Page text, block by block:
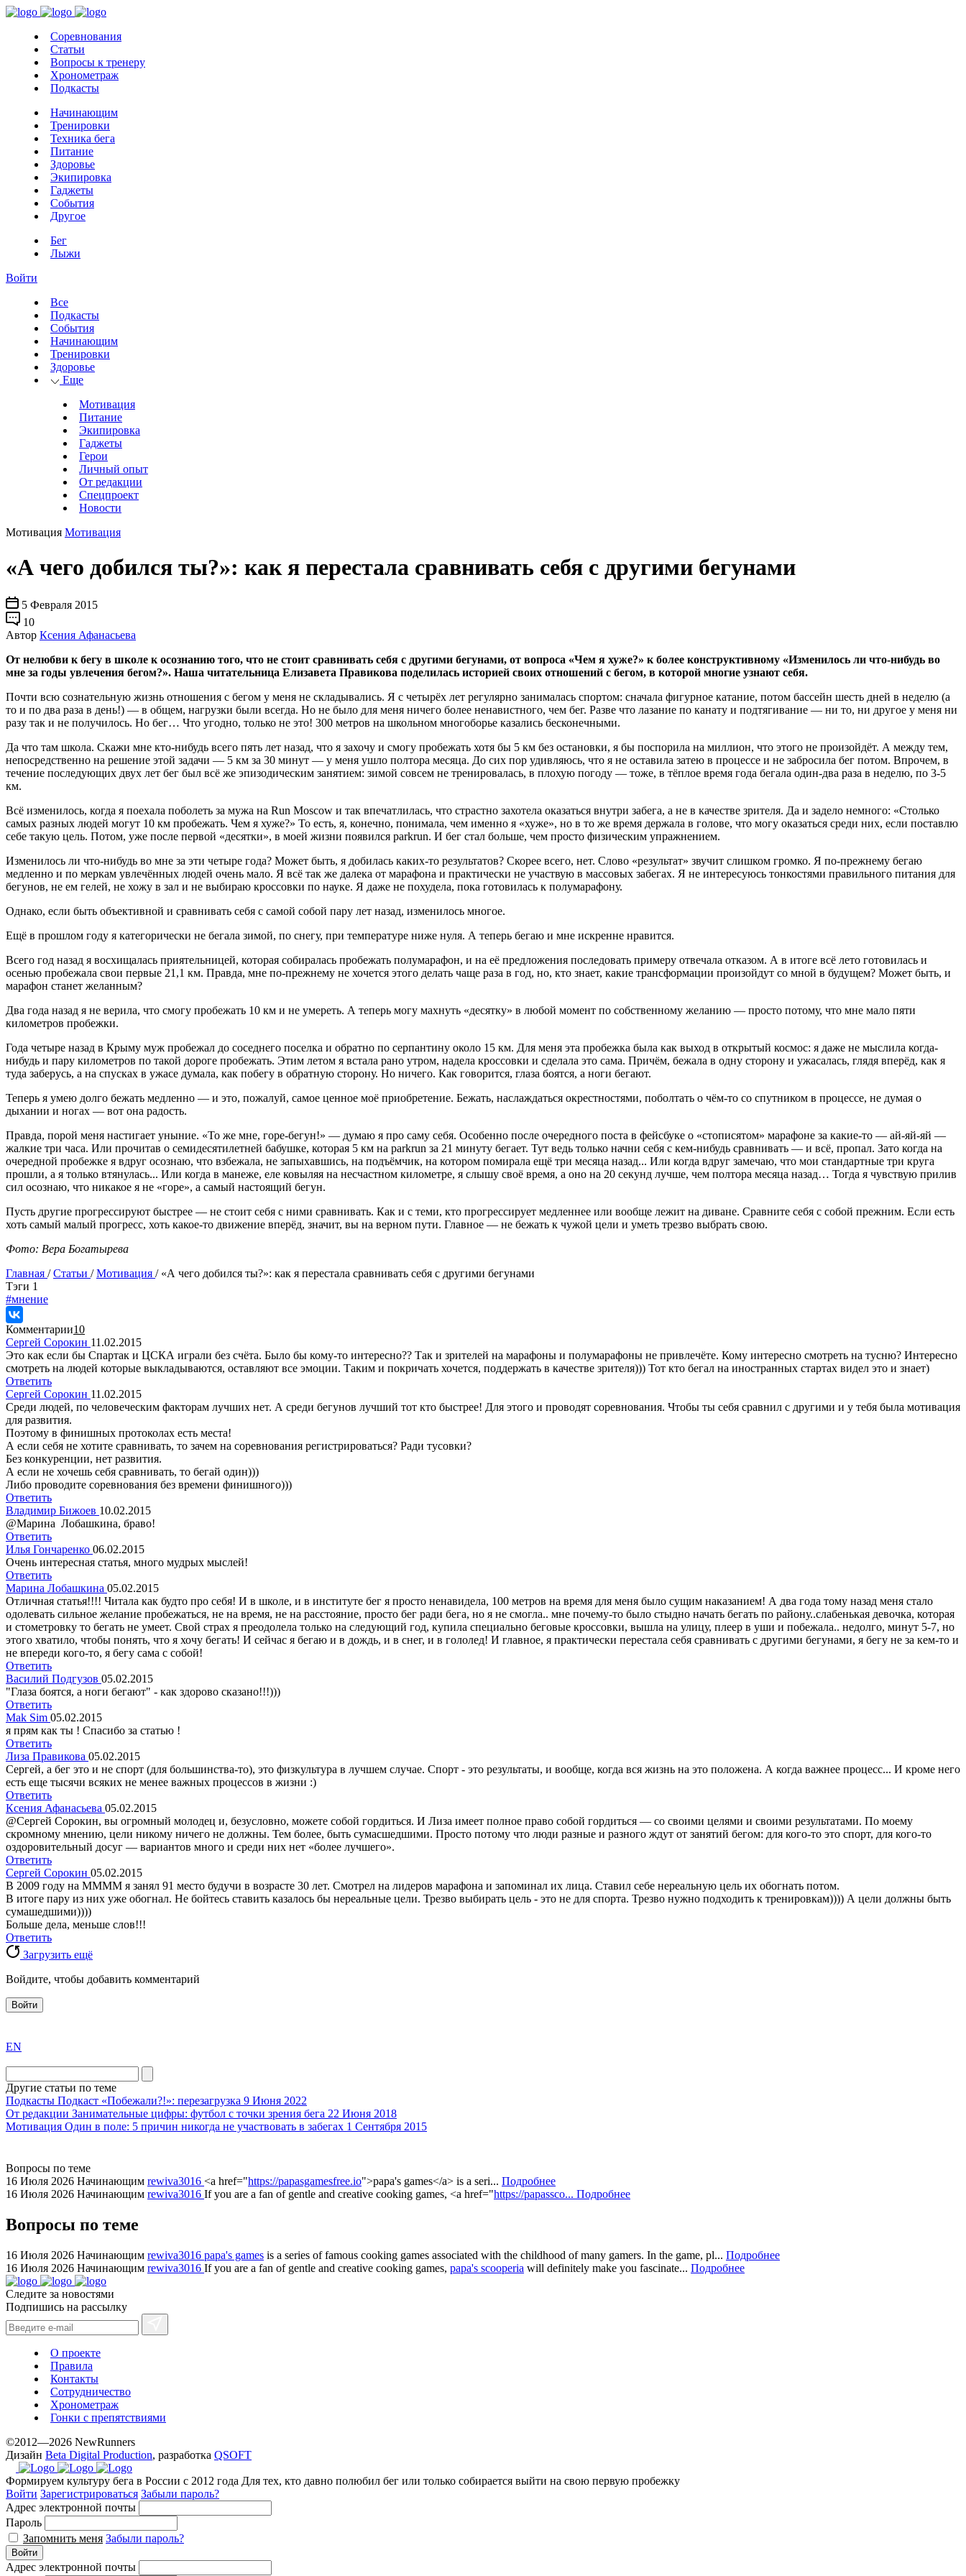
Соревнования
Статьи
Вопросы к тренеру
Хронометраж
Подкасты
Начинающим
Тренировки
Техника бега
Питание
Здоровье
Экипировка
Гаджеты
События
Другое
Бег
Лыжи
Войти
Все
Подкасты
События
Начинающим
Тренировки
Здоровье
Еще
Мотивация
Питание
Экипировка
Гаджеты
Герои
Личный опыт
От редакции
Спецпроект
Новости
Мотивация Мотивация
«А чего добился ты?»: как я перестала сравнивать себя с другими бегунами
5 Февраля 2015
10
Автор Ксения Афанасьева
От нелюбви к бегу в школе к осознанию того, что не стоит сравнивать себя с другими бегунами, от вопроса «Чем я хуже?» к более конструктивному «Изменилось ли что-нибудь во
мне за годы увлечения бегом?». Наша читательница Елизавета Правикова поделилась историей своих отношений с бегом, в которой многие узнают себя.
Почти всю сознательную жизнь отношения с бегом у меня не складывались. Я с четырёх лет регулярно занималась спортом: сначала фигурное катание, потом бассейн шесть дней в неделю (а
то и по два раза в день!) — в общем, нагрузки были всегда. Но не было для меня ничего более ненавистного, чем бег. Разве что лазание по канату и подтягивание — ни то, ни другое у меня ни
разу так и не получилось. Но бег… Что угодно, только не это! 300 метров на школьном многоборье казались бесконечными.
Да что там школа. Скажи мне кто-нибудь всего пять лет назад, что я захочу и смогу пробежать хотя бы 5 км без остановки, я бы поспорила на миллион, что этого не произойдёт. А между тем,
непосредственно на решение этой задачи — 5 км за 30 минут — у меня ушло полтора месяца. До сих пор удивляюсь, что я не оставила затею в процессе и не забросила бег потом. Впрочем, в
течение последующих двух лет бег был всё же эпизодическим занятием: зимой совсем не тренировалась, в плохую погоду — тоже, в тёплое время года бегала один-два раза в неделю, по 3-5
км.
Всё изменилось, когда я поехала поболеть за мужа на Run Moscow и так впечатлилась, что страстно захотела оказаться внутри забега, а не в качестве зрителя. Да и задело немного: «Столько
самых разных людей могут 10 км пробежать. Чем я хуже?» То есть, я, конечно, понимала, чем именно я «хуже», но в то же время держала в голове, что могу оказаться среди них, если поставлю
себе такую цель. Потом, уже после первой «десятки», в моей жизни появился parkrun. И бег стал больше, чем просто физическим упражнением.
Изменилось ли что-нибудь во мне за эти четыре года? Может быть, я добилась каких-то результатов? Скорее всего, нет. Слово «результат» звучит слишком громко. Я по-прежнему бегаю
медленно и по меркам увлечённых людей очень мало. Я всё так же далека от марафона и практически не участвую в массовых забегах. Я не интересуюсь тонкостями правильного питания для
бегунов, не ем гелей, не хожу в зал и не выбираю кроссовки по науке. Я даже не похудела, пока готовилась к полумарафону.
Однако, если быть объективной и сравнивать себя с самой собой пару лет назад, изменилось многое.
Ещё в прошлом году я категорически не бегала зимой, по снегу, при температуре ниже нуля. А теперь бегаю и мне искренне нравится.
Всего год назад я восхищалась приятельницей, которая собиралась пробежать полумарафон, и на её предложения последовать примеру отвечала отказом. А в итоге всё лето готовилась и
осенью пробежала свои первые 21,1 км. Правда, мне по-прежнему не хочется этого делать чаще раза в год, но, кто знает, какие трансформации произойдут со мной в будущем? Может быть, и
марафон станет желанным?
Два года назад я не верила, что смогу пробежать 10 км и не умереть. А теперь могу махнуть «десятку» в любой момент по собственному желанию — просто потому, что мне мало пяти
километров пробежки.
Года четыре назад в Крыму муж пробежал до соседнего поселка и обратно по серпантину около 15 км. Для меня эта пробежка была как выход в открытый космос: я даже не мыслила когда-
нибудь и пару километров по такой дороге пробежать. Этим летом я встала рано утром, надела кроссовки и сделала это сама. Причём, бежала в одну сторону и ужасалась, глядя вперёд, как я
туда заберусь, а на спусках в ужасе думала, как побегу в обратную сторону. Но ничего. Как говорится, глаза боятся, а ноги бегают.
Теперь я умею долго бежать медленно — и это, пожалуй, самое ценное моё приобретение. Бежать, наслаждаться окрестностями, поболтать о чём-то со спутником в процессе, не думая о
дыхании и ногах — вот она радость.
Правда, порой меня настигает уныние. «То же мне, горе-бегун!» — думаю я про саму себя. Особенно после очередного поста в фейсбуке о «стописятом» марафоне за какие-то — ай-яй-яй —
жалкие три часа. Или прочитав о семидесятилетней бабушке, которая 5 км на parkrun за 21 минуту бегает. Тут ведь только начни себя с кем-нибудь сравнивать — и всё, пропал. Зато когда на
очередной пробежке я вдруг осознаю, что взбежала, не запыхавшись, на подъёмчик, на котором помирала ещё три месяца назад... Или когда вдруг замечаю, что мои стандартные три круга
прошли, а я только втянулась... Или когда в манеже, еле ковыляя на несчастном километре, я слышу своё время, а оно на 20 секунд лучше, чем полтора месяца назад… Тогда я чувствую прилив
сил осознаю, что никакое я не «горе», а самый настоящий бегун.
Пусть другие прогрессируют быстрее — не стоит себя с ними сравнивать. Как и с теми, кто прогрессирует медленнее или вообще лежит на диване. Сравните себя с собой прежним. Если есть
хоть самый малый прогресс, хоть какое-то движение вперёд, значит, вы на верном пути. Главное — не бежать к чужой цели и уметь трезво выбрать свою.
Фото: Вера Богатырева
Главная /Статьи /Мотивация / «А чего добился ты?»: как я перестала сравнивать себя с другими бегунами
Tэги 1
#мнение
Комментарии10
Сергей Сорокин 11.02.2015
Это как если бы Спартак и ЦСКА играли без счёта. Было бы кому-то интересно?? Так и зрителей на марафоны и полумарафоны не привлечёте. Кому интересно смотреть на тусню? Интересно
смотреть на людей которые выкладываются, оставляют все эмоции. Таким и покричать хочется, поддержать в качестве зрителя))) Тот кто бегал на иностранных стартах видел это и знает)
Ответить
Сергей Сорокин 11.02.2015
Среди людей, по человеческим факторам лучших нет. А среди бегунов лучший тот кто быстрее! Для этого и проводят соревнования. Чтобы ты себя сравнил с другими и у тебя была мотивация
для развития.
Поэтому в финишных протоколах есть места!
А если себя не хотите сравнивать, то зачем на соревнования регистрироваться? Ради тусовки?
Без конкуренции, нет развития.
А если не хочешь себя сравнивать, то бегай один)))
Либо проводите соревнования без времени финишного)))
Ответить
Владимир Бижоев 10.02.2015
@Марина Лобашкина, браво!
Ответить
Илья Гончаренко 06.02.2015
Очень интересная статья, много мудрых мыслей!
Ответить
Марина Лобашкина 05.02.2015
Отличная статья!!!! Читала как будто про себя! И в школе, и в институте бег я просто ненавидела, 100 метров на время для меня было сущим наказанием! А два года тому назад меня стало
одолевать сильное желание пробежаться, не на время, не на расстояние, просто бег ради бега, но я не смогла.. мне почему-то было стыдно начать бегать по району..слабенькая девочка, которая
и стометровку то бегать не умеет. Свой страх я преодолела только на следующий год, купила специально беговые кроссовки, вышла на улицу, плеер в уши и побежала.. недолго, минут 5-7, но
этого хватило, чтобы понять, что я хочу бегать! И сейчас я бегаю и в дождь, и в снег, и в гололед! И главное, я практически перестала себя сравнивать с другими бегунами, я бегу не за кем-то и
не впереди кого-то, я бегу сама с собой!
Ответить
Василий Подгузов 05.02.2015
"Глаза боятся, а ноги бегают" - как здорово сказано!!!)))
Ответить
Mak Sim 05.02.2015
я прям как ты ! Спасибо за статью !
Ответить
Лиза Правикова 05.02.2015
Сергей, а бег это и не спорт (для большинства-то), это физкультура в лучшем случае. Спорт - это результаты, и вообще, когда вся жизнь на это положена. А когда важнее процесс... И кроме него
есть еще тысячи всяких не менее важных процессов в жизни :)
Ответить
Ксения Афанасьева 05.02.2015
@Сергей Сорокин, вы огромный молодец и, безусловно, можете собой гордиться. И Лиза имеет полное право собой гордиться — со своими целями и своими результатами. По моему
скромному мнению, цели никому ничего не должны. Тем более, быть сумасшедшими. Просто потому что люди разные и разного ждут от занятий бегом: для кого-то это спорт, для кого-то
оздоровительный досуг — вариантов много и среди них нет «более лучшего».
Ответить
Сергей Сорокин 05.02.2015
В 2009 году на ММММ я занял 91 место будучи в возрасте 30 лет. Смотрел на лидеров марафона и запоминал их лица. Ставил себе нереальную цель их обогнать потом.
В итоге пару из них уже обогнал. Не бойтесь ставить казалось бы нереальные цели. Трезво выбирать цель - это не для спорта. Трезво нужно подходить к тренировкам)))) А цели должны быть
сумашедшими))))
Больше дела, меньше слов!!!
Ответить
Загрузить ещё
Войдите, чтобы добавить комментарий
Войти
the
division
agent
watch
replica
showcases
swiss
replica
watches
+maserati
online
for
cheap
sale.
https://ylfactoryrolex.com/
hilarity
exceptional
method.
www.yvessaintlaurent.to
prices.
EN
Другие статьи по теме
Подкасты Подкаст «Побежали?!»: перезагрузка 9 Июня 2022
От редакции Занимательные цифры: футбол с точки зрения бега 22 Июня 2018
Мотивация Один в поле: 5 причин никогда не участвовать в забегах 1 Сентября 2015
Вопросы по теме
16 Июля 2026 Начинающим rewiva3016 <a href="https://papasgamesfree.io">papa's games</a> is a seri... Подробнее
16 Июля 2026 Начинающим rewiva3016 If you are a fan of gentle and creative cooking games, <a href="https://papassco... Подробнее
Вопросы по теме
16 Июля 2026 Начинающим rewiva3016 papa's games is a series of famous cooking games associated with the childhood of many gamers. In the game, pl... Подробнее
16 Июля 2026 Начинающим rewiva3016 If you are a fan of gentle and creative cooking games, papa's scooperia will definitely make you fascinate... Подробнее
Следите за новостями
Подпишись на рассылку
О проекте
Правила
Контакты
Сотрудничество
Хронометраж
Гонки с препятствиями
©2012—2026 NewRunners
Дизайн Beta Digital Production, разработка QSOFT
Формируем культуру бега в России с 2012 года Для тех, кто давно полюбил бег или только собирается выйти на свою первую пробежку
Войти Зарегистрироваться Забыли пароль?
Адрес электронной почты
Пароль
Запомнить меня Забыли пароль?
Войти
Адрес электронной почты